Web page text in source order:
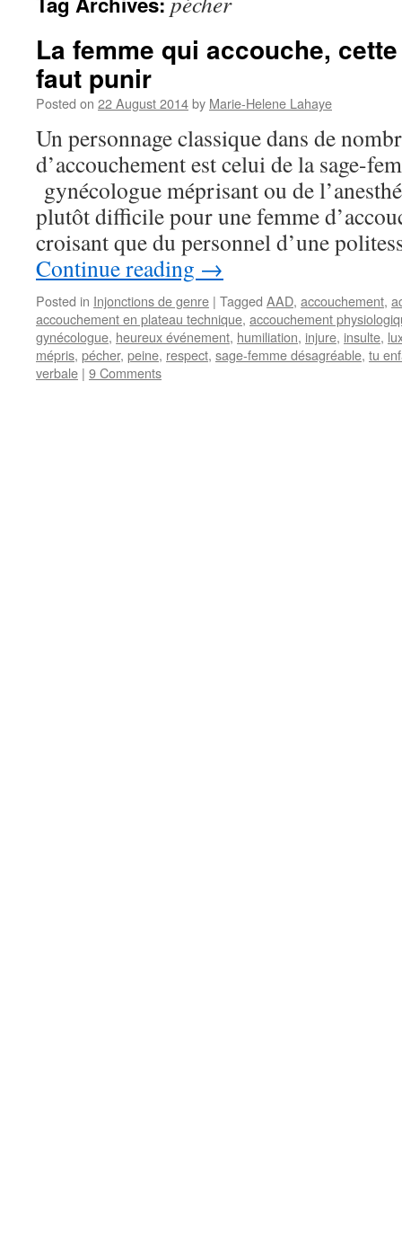
La femme qui accouche,
faut punir
Posted on 22 August 2014by Marie-Helene Lahaye
Un personnage classique dans de
d’accouchement est celui de la sage-
gynécologue méprisant ou de
plutôt difficile pour une femme
croisant que du personnel d’une
Continue reading →
Posted in Injonctions de genre | Tagged AAD, accouchement,
accouchement en plateau technique, accouchement
gynécologue, heureux événement, humiliation, injure, insulte,
mépris, pécher, peine, respect, sage-femme désagréable, tu
verbale | 9 Comments